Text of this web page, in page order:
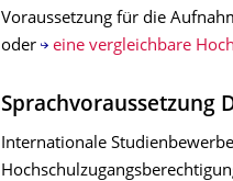
Voraussetzung für die
oder
eine vergleichbare
Sprachvoraussetzung
Internationale